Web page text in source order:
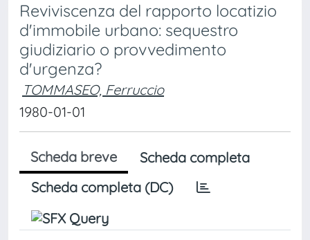
Reviviscenza del rapporto locatizio
d'immobile urbano: sequestro
giudiziario o provvedimento
d'urgenza?
TOMMASEO, Ferruccio
1980-01-01
Scheda breve
Scheda completa
Scheda completa (DC)